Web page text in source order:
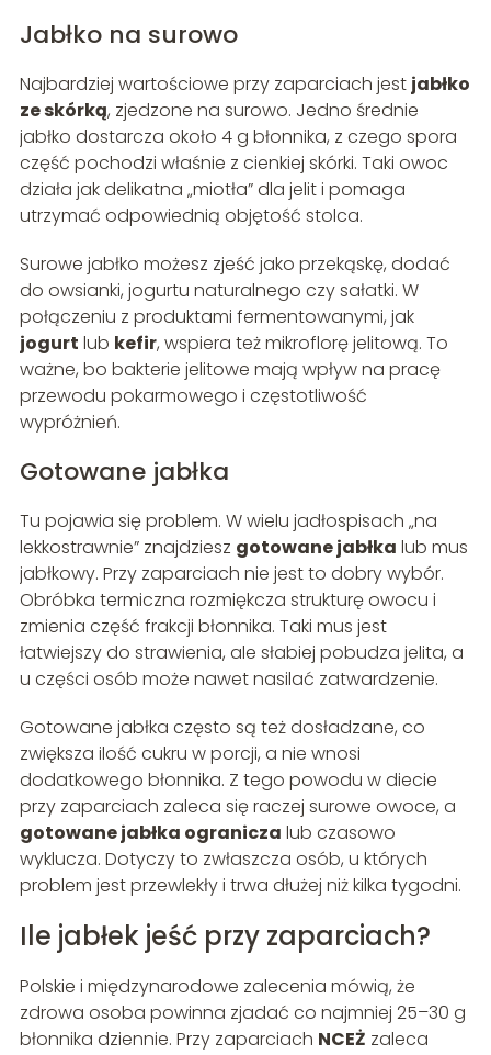
Jabłko na surowo
Najbardziej wartościowe przy zaparciach jest jabłko
ze skórką, zjedzone na surowo. Jedno średnie
jabłko dostarcza około 4 g błonnika, z czego spora
część pochodzi właśnie z cienkiej skórki. Taki owoc
działa jak delikatna „miotła” dla jelit i pomaga
utrzymać odpowiednią objętość stolca.
Surowe jabłko możesz zjeść jako przekąskę, dodać
do owsianki, jogurtu naturalnego czy sałatki. W
połączeniu z produktami fermentowanymi, jak
jogurt lub kefir, wspiera też mikroflorę jelitową. To
ważne, bo bakterie jelitowe mają wpływ na pracę
przewodu pokarmowego i częstotliwość
wypróżnień.
Gotowane jabłka
Tu pojawia się problem. W wielu jadłospisach „na
lekkostrawnie” znajdziesz gotowane jabłka lub mus
jabłkowy. Przy zaparciach nie jest to dobry wybór.
Obróbka termiczna rozmiękcza strukturę owocu i
zmienia część frakcji błonnika. Taki mus jest
łatwiejszy do strawienia, ale słabiej pobudza jelita, a
u części osób może nawet nasilać zatwardzenie.
Gotowane jabłka często są też dosładzane, co
zwiększa ilość cukru w porcji, a nie wnosi
dodatkowego błonnika. Z tego powodu w diecie
przy zaparciach zaleca się raczej surowe owoce, a
gotowane jabłka ogranicza lub czasowo
wyklucza. Dotyczy to zwłaszcza osób, u których
problem jest przewlekły i trwa dłużej niż kilka tygodni.
Ile jabłek jeść przy zaparciach?
Polskie i międzynarodowe zalecenia mówią, że
zdrowa osoba powinna zjadać co najmniej 25–30 g
błonnika dziennie. Przy zaparciach NCEŻ zaleca